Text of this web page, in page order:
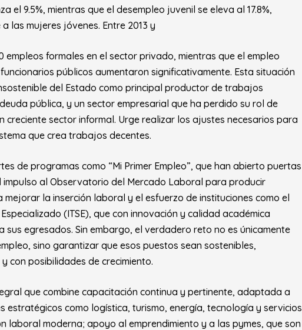
el 9.5%, mientras que el desempleo juvenil se eleva al 17.8%,
las mujeres jóvenes. Entre 2013 y
empleos formales en el sector privado, mientras que el empleo
públicos aumentaron significativamente. Esta situación
del Estado como principal productor de trabajos
pública, y un sector empresarial que ha perdido su rol de
creciente sector informal. Urge realizar los ajustes necesarios para
que crea trabajos decentes.
de programas como “Mi Primer Empleo”, que han abierto puertas
impulso al Observatorio del Mercado Laboral para producir
la inserción laboral y el esfuerzo de instituciones como el
(ITSE), que con innovación y calidad académica
sus egresados. Sin embargo, el verdadero reto no es únicamente
sino garantizar que esos puestos sean sostenibles,
con posibilidades de crecimiento.
que combine capacitación continua y pertinente, adaptada a
estratégicos como logística, turismo, energía, tecnología y servicios
laboral moderna; apoyo al emprendimiento y a las pymes, que son